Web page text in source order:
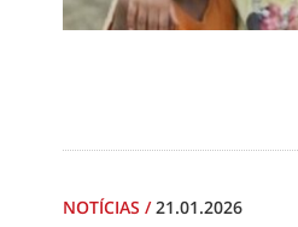
NOTÍCIAS /21.01.2026